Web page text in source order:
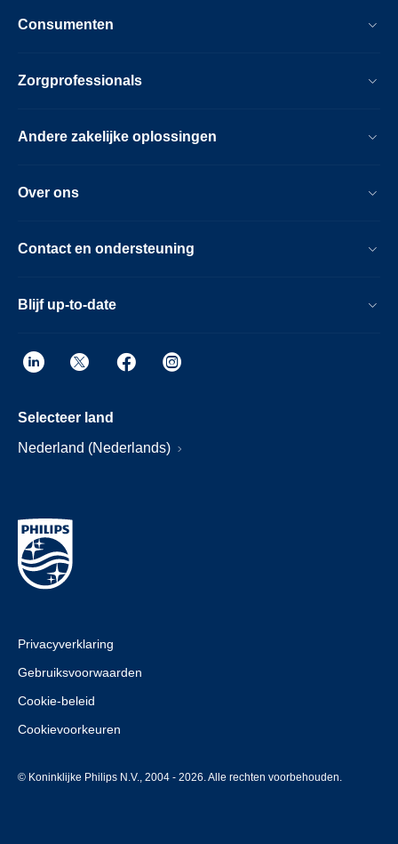
Consumenten
Zorgprofessionals
Andere zakelijke oplossingen
Over ons
Contact en ondersteuning
Blijf up-to-date
Selecteer land
Nederland (Nederlands)
Privacyverklaring
Gebruiksvoorwaarden
Cookie-beleid
Cookievoorkeuren
© Koninklijke Philips N.V., 2004 - 2026. Alle rechten voorbehouden.